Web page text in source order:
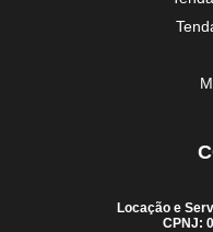
Locação e
CPNJ: